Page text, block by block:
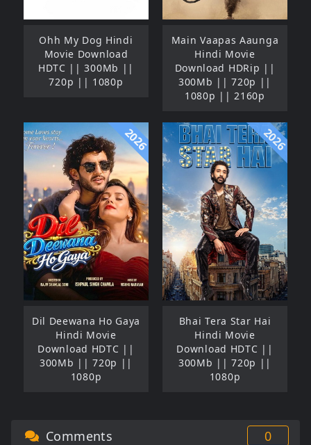
Ohh My Dog Hindi
Movie Download
HDTC || 300Mb ||
720p || 1080p
Main Vaapas Aaunga
Hindi Movie
Download HDRip ||
300Mb || 720p ||
1080p || 2160p
2026
Dil Deewana Ho Gaya
Hindi Movie
Download HDTC ||
300Mb || 720p ||
1080p
2026
Bhai Tera Star Hai
Hindi Movie
Download HDTC ||
300Mb || 720p ||
1080p
Comments 0